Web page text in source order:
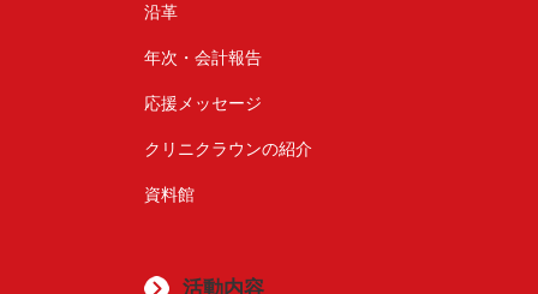
沿革
年次・会計報告
応援メッセージ
クリニクラウンの紹介
資料館
活動内容